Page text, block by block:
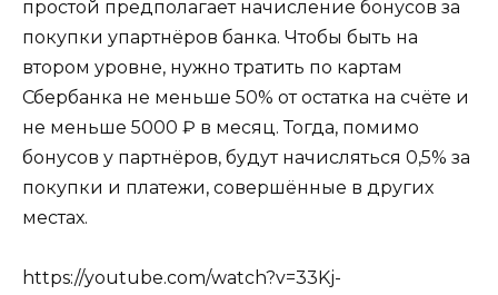
простой предполагает начисление бонусов за
покупки упартнёров банка. Чтобы быть на
втором уровне, нужно тратить по картам
Сбербанка не меньше 50% от остатка на счёте и
не меньше 5000 ₽ в месяц. Тогда, помимо
бонусов у партнёров, будут начисляться 0,5% за
покупки и платежи, совершённые в других
местах.
https://youtube.com/watch?v=33Kj-